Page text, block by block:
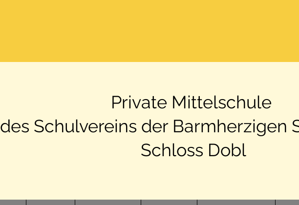
Private Mittelschule
des Schulvereins der Barmherzigen
Schloss Dobl